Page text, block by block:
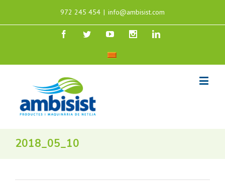
972 245 454 | info@ambisist.com
2018_05_10